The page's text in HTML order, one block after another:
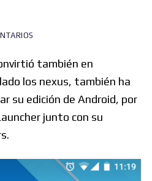
Buscar:también en
los nexus, también ha
su edición de Android, por
junto con su